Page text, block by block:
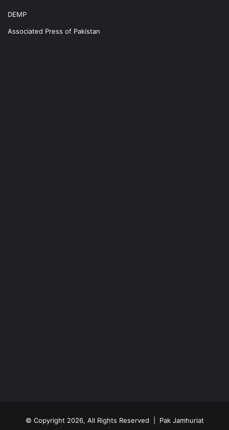
DEMP
Associated Press of Pakistan
© Copyright 2026, All Rights Reserved | Pak Jamhuriat